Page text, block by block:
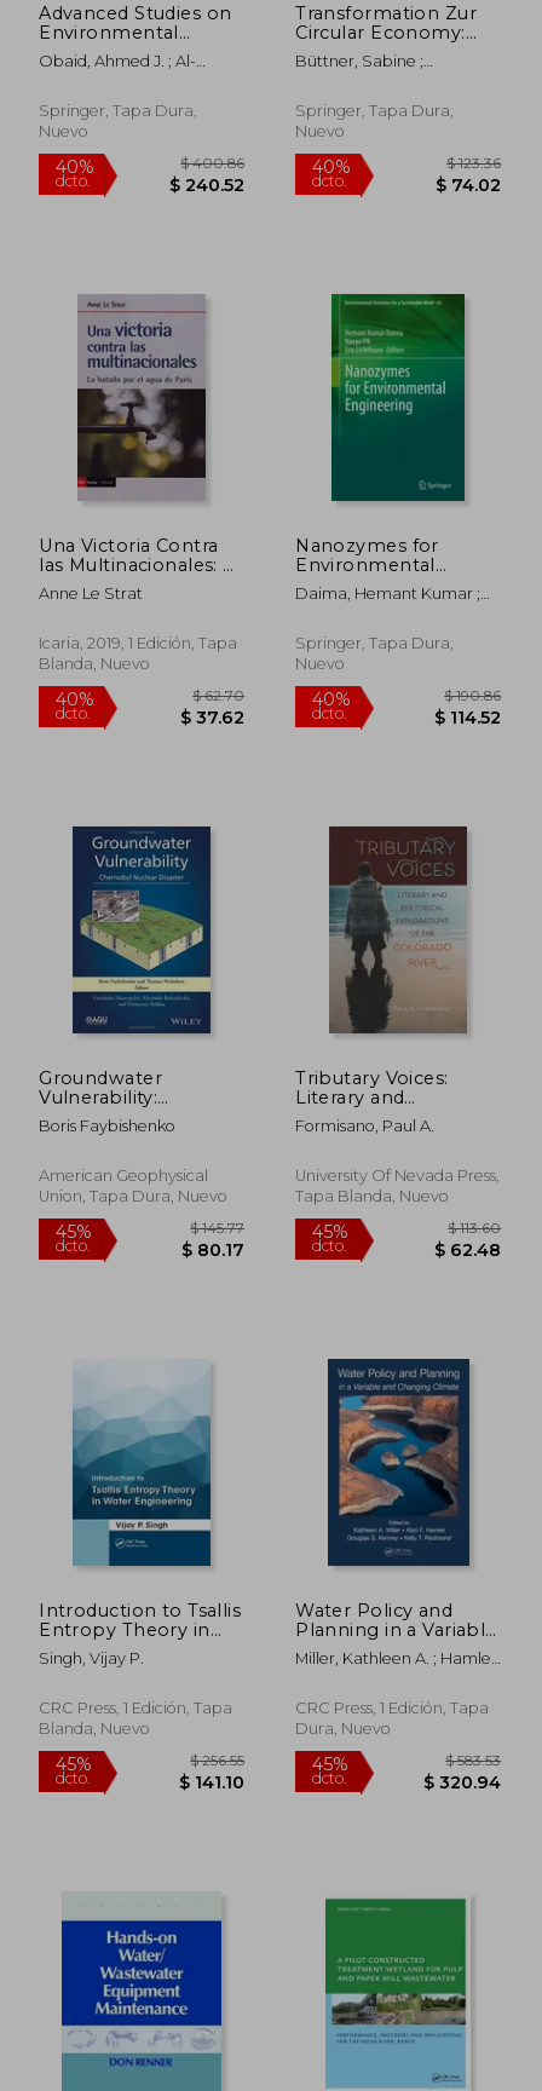
40%
dcto.
$ 400.86 40%
dcto.
Advanced Studies on
Environmental
Sustainability:
Proceeding of
Conference on
Environment and
(en Inglés)
Obaid, Ahmed J. ; Al-
Radwan, Neyara
Springer, Tapa Dura,
Nuevo
40%
dcto. $ 240.52
Transformation Zur
Circular Economy:
Kleine Und Mittlere
Unternehmen Im
Alemán)
Büttner, Sabine ;
Wolfgang
Springer, Tapa Dura,
Nuevo
40%
dcto.
Una Victoria Contra
las Multinacionales: La
Batalla por el Agua de
Paris: 497 (Antrazyt)
Anne Le Strat
Icaria, 2019, 1 Edición, Tapa
Blanda, Nuevo
40%
dcto. $ 37.62
Nanozymes for
Environmental
Engineering (en
Inglés)
Daima, Hemant Kumar ;
Springer, Tapa Dura,
Nuevo
40%
dcto.
Groundwater
Vulnerability:
Chernobyl Nuclear
Disaster (Special
Boris Faybishenko
American Geophysical
Union, Tapa Dura, Nuevo
Tributary Voices:
Literary and
Rhetorical
Exploration of the
Inglés)
Formisano, Paul A.
University Of Nevada Press,
Tapa Blanda, Nuevo
Introduction to Tsallis
Entropy Theory in
Water Engineering
(en Inglés)
Singh, Vijay P.
CRC Press, 1 Edición, Tapa
Blanda, Nuevo
Water Policy and
Planning in a Variable
and Changing
Climate (en Inglés)
Miller, Kathleen A. ; Hamlet,
S.
CRC Press, 1 Edición, Tapa
Dura, Nuevo